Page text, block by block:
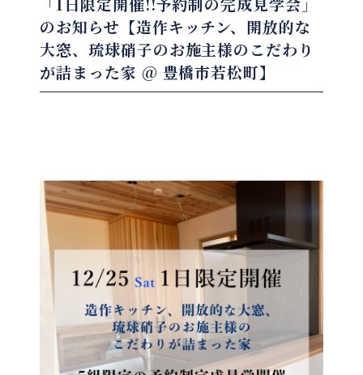
のお知らせ 【造作キッチン、開放的な
大窓、琉球硝子のお施主様のこだわり
が詰まった家 @ 豊橋市若松町】